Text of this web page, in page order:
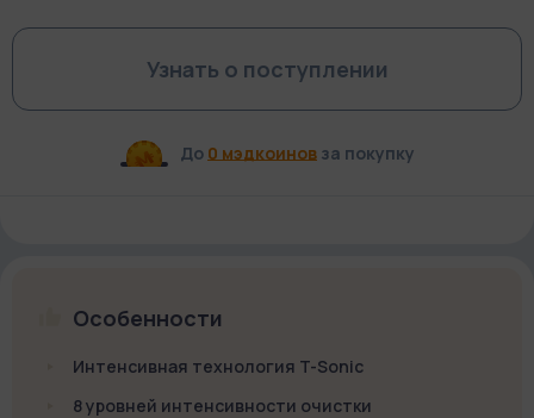
Узнать о поступлении
До 0 мэдкоиновза покупку
Особенности
Интенсивная технология T-Sonic
8 уровней интенсивности очистки